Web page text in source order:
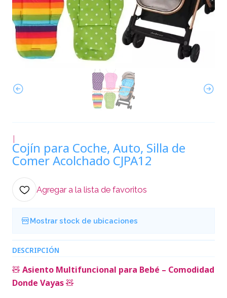
|
Cojín para Coche, Auto, Silla de
Comer Acolchado CJPA12
Agregar a la lista de favoritos
Mostrar stock de ubicaciones
DESCRIPCIÓN
🧸 Asiento Multifuncional para Bebé – Comodidad
Donde Vayas🧸